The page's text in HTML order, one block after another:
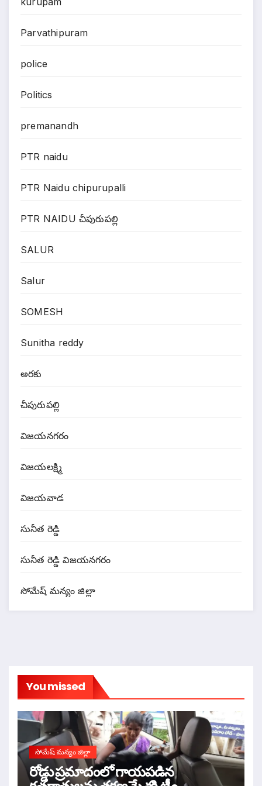
Parvathipuram
police
Politics
premanandh
PTR naidu
PTR Naidu chipurupalli
PTR NAIDU చీపురుపల్లి
SALUR
Salur
SOMESH
Sunitha reddy
అరకు
చీపురుపల్లి
విజయనగరం
విజయలక్ష్మి
విజయవాడ
సునీత రెడ్డి
సునీత రెడ్డి విజయనగరం
సోమేష్ మన్యం జిల్లా
You missed
సోమేష్ మన్యం జిల్లా
రోడ్డు ప్రమాదంలో గాయపడిన